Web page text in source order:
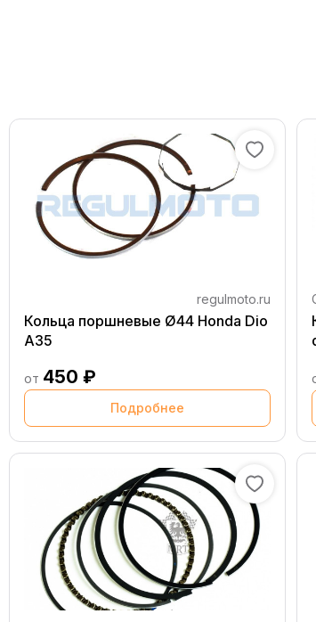
regulmoto.ru
Кольца поршневые Ø44 Honda Dio
A35
от 450 ₽
Подробнее